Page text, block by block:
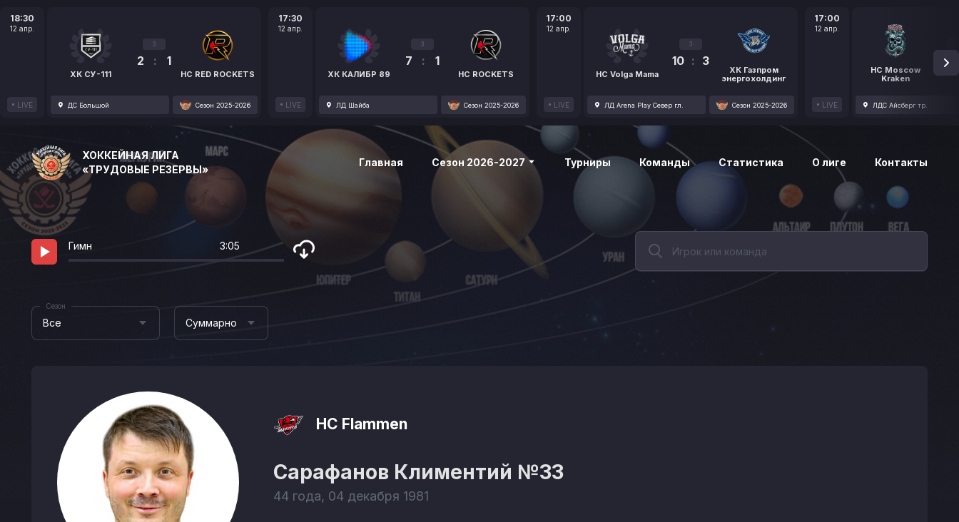
18:30
12 апр.
LIVE
ХК СУ-111
3
2 : 1
HC RED ROCKETS
ДС Большой Сезон 2025-2026
17:30
12 апр.
LIVE
ХК КАЛИБР 89
3
7 : 1
HC ROCKETS
ЛД Шайба Сезон 2025-2026
17:00
12 апр.
LIVE
HC Volga Mama
3
10 : 3
ХК Газпром
энергохолдинг
ЛД Arena Play Север гл. Сезон 2025-2026
17:00
12 апр.
LIVE
HC Moscow
Kraken
1
ЛДС Айсберг тр.
ХОККЕЙНАЯ ЛИГА
«ТРУДОВЫЕ РЕЗЕРВЫ»
Главная Сезон 2026-2027 Турниры Команды Статистика О лиге Контакты
Гимн 3:05
Все
Сезон
Суммарно
HC Flammen
Сарафанов Климентий №33
44 года, 04 декабря 1981